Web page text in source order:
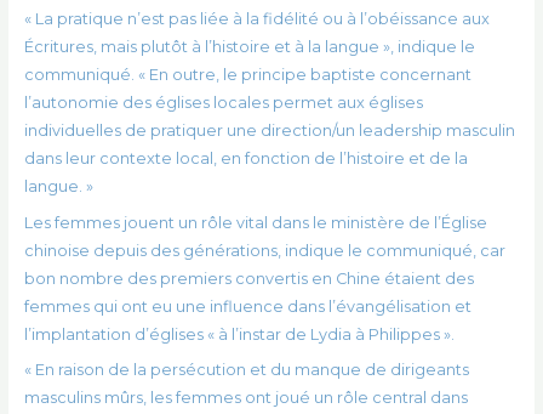
« La pratique n’est pas liée à la fidélité ou à l’obéissance aux
Écritures, mais plutôt à l’histoire et à la langue », indique le
communiqué. « En outre, le principe baptiste concernant
l’autonomie des églises locales permet aux églises
individuelles de pratiquer une direction/un leadership masculin
dans leur contexte local, en fonction de l’histoire et de la
langue. »
Les femmes jouent un rôle vital dans le ministère de l’Église
chinoise depuis des générations, indique le communiqué, car
bon nombre des premiers convertis en Chine étaient des
femmes qui ont eu une influence dans l’évangélisation et
l’implantation d’églises « à l’instar de Lydia à Philippes ».
« En raison de la persécution et du manque de dirigeants
masculins mûrs, les femmes ont joué un rôle central dans